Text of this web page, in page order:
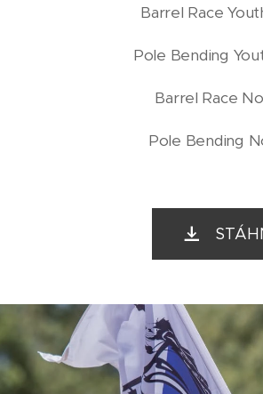
Barrel Race
Pole Bending
Barrel Race
Pole Bending